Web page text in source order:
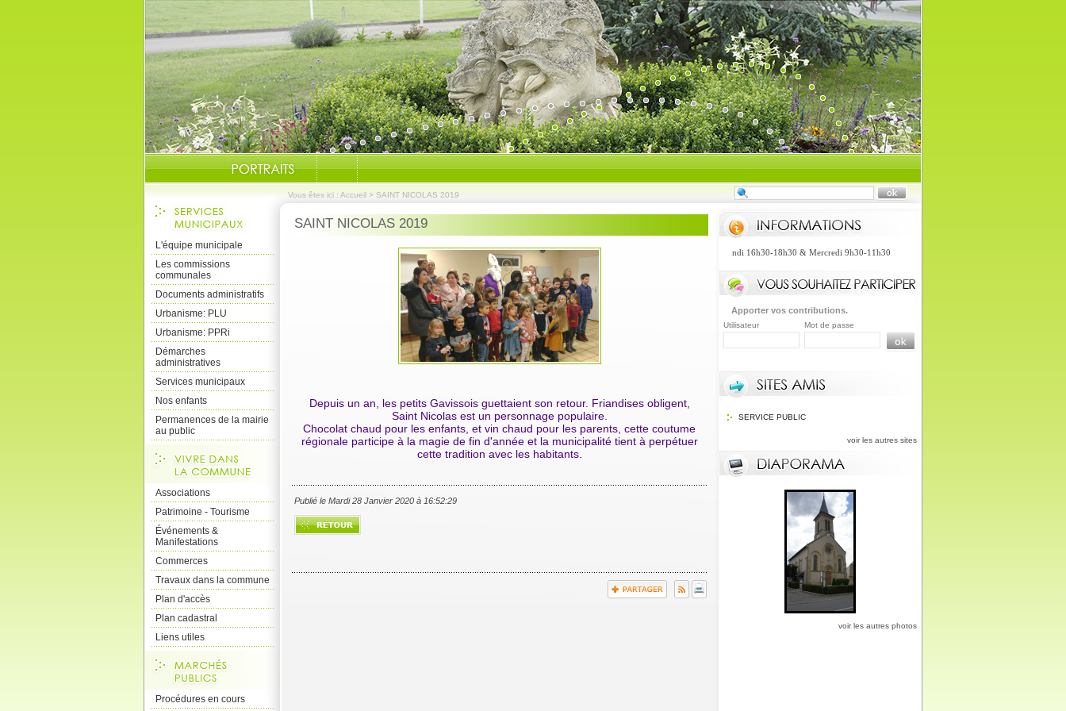
Vous êtes ici : Accueil > SAINT NICOLAS 2019
L'équipe municipale
Les commissions
communales
Documents administratifs
Urbanisme: PLU
Urbanisme: PPRi
Démarches
administratives
Services municipaux
Nos enfants
Permanences de la mairie
au public
Associations
Patrimoine - Tourisme
Événements &
Manifestations
Commerces
Travaux dans la commune
Plan d'accès
Plan cadastral
Liens utiles
Procédures en cours
SAINT NICOLAS 2019
Depuis un an, les petits Gavissois guettaient son retour. Friandises obligent,
Saint Nicolas est un personnage populaire.
Chocolat chaud pour les enfants, et vin chaud pour les parents, cette coutume
régionale participe à la magie de fin d'année et la municipalité tient à perpétuer
cette tradition avec les habitants.
Publié le Mardi 28 Janvier 2020 à 16:52:29
Mairie ouverte: Lundi 16h30-18h30 & Mercredi 9h30-11h30
Apporter vos contributions.
Utilisateur Mot de passe
SERVICE PUBLIC
voir les autres sites
voir les autres photos